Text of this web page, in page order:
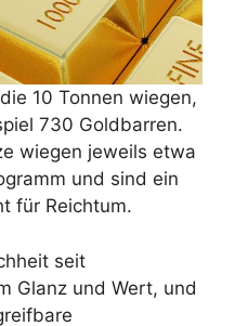
10 Tonnen wiegen,
730 Goldbarren.
wiegen jeweils etwa
und sind ein
für Reichtum.
seit
Glanz und Wert, und